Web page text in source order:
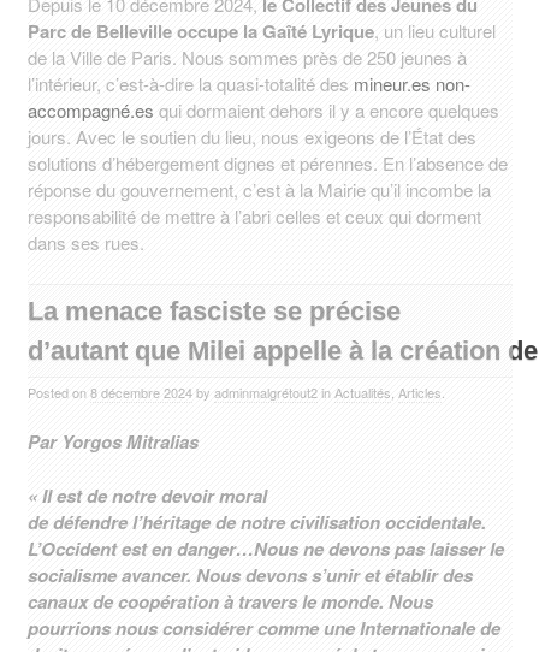
Parc de Belleville occupe la Gaîté Lyrique, un lieu culturel
de la Ville de Paris. Nous sommes près de 250 jeunes à
l’intérieur, c’est-à-dire la quasi-totalité des mineur.es non-
accompagné.es qui dormaient dehors il y a encore quelques
jours. Avec le soutien du lieu, nous exigeons de l’État des
solutions d’hébergement dignes et pérennes. En l’absence de
réponse du gouvernement, c’est à la Mairie qu’il incombe la
responsabilité de mettre à l’abri celles et ceux qui dorment
dans ses rues.
La menace fasciste se précise
d’autant que Milei appelle à la création
Posted on 8 décembre 2024by adminmalgrétout2 in Actualités Articles
Par Yorgos Mitralias
« Il est de notre devoir moral
de défendre l’héritage de notre civilisation occidentale.
L’Occident est en danger…Nous ne devons pas laisser le
socialisme avancer. Nous devons s’unir et établir des
canaux de coopération à travers le monde. Nous
pourrions nous considérer comme une Internationale de